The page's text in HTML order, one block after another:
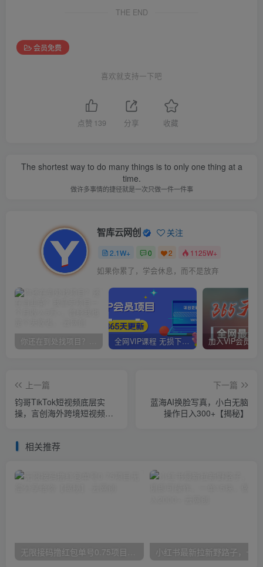
THE END
会员免费
喜欢就支持一下吧
点赞 139 分享 收藏
The shortest way to do many things is to only one thing at a
time.
做许多事情的捷径就是一次只做一件一件事
智库云网创 关注
2.1W+ 0 2 1125W+
如果你累了，学会休息，而不是放弃
你还在到处找项目？还在当韭菜？我靠卖项目一个月收入5万+，曾经我也是个失败者。 全网VIP课程 无损下载~
上一篇
钧哥TikTok短视频底层实
操，言创海外跨境短视频，
下一篇
蓝海AI换脸写真，小白无脑
操作日入300+【揭秘】
相关推荐
无限接码撸红包单号0.75项目无偿分享给你【揭秘】